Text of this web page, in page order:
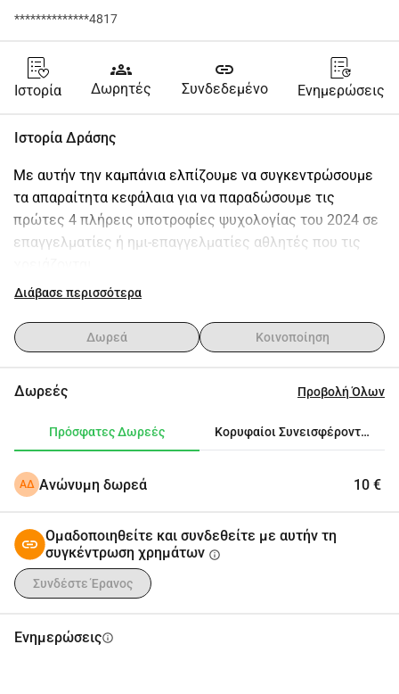
**************4817
Ιστορία
groups
Δωρητές
link
Συνδεδεμένο Ενημερώσεις
Ιστορία Δράσης
Με αυτήν την καμπάνια ελπίζουμε να συγκεντρώσουμε
τα απαραίτητα κεφάλαια για να παραδώσουμε τις
πρώτες 4 πλήρεις υποτροφίες ψυχολογίας του 2024 σε
επαγγελματίες ή ημι-επαγγελματίες αθλητές που τις
υποτροφίες και πάνω από 15 μερικές. Φέτος θέλουμε να
συνεχίσουμε να αυξάνουμε αυτούς τους αριθμούς...
Μας βοηθάς να το πετύχουμε;
Διάβασε περισσότερα
Δωρεά Κοινοποίηση
Δωρεές Προβολή Όλων
Πρόσφατες Δωρεές Κορυφαίοι Συνεισφέροντες
ΑΔ Ανώνυμη δωρεά 10 €
Ομαδοποιηθείτε και συνδεθείτε με αυτήν τη
συγκέντρωση χρημάτων info
Συνδέστε Έρανος
Ενημερώσειςinfo